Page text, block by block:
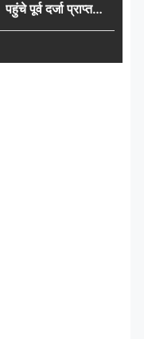
पहुंचे पूर्व दर्जा प्राप्त
मंत्री, मरांग बुरू बचाओ